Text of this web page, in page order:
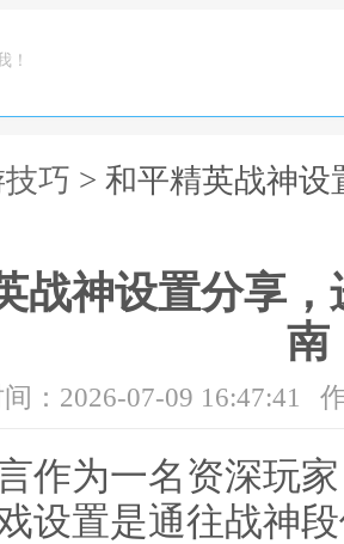
！
巧 > 和平精英战神
战神设置分享
南
：2026-07-09 16:47:41
作为一名资深玩
设置是通往战神